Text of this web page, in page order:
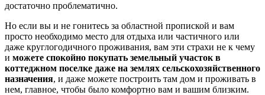
достаточно проблематично.
Но если вы и не гонитесь за областной пропиской и вам
просто необходимо место для отдыха или частичного или
даже круглогодичного проживания, вам эти страхи не к чему
и можете спокойно покупать земельный участок в
коттеджном поселке даже на землях сельскохозяйственного
назначения, и даже можете построить там дом и проживать в
нем, главное, чтобы было комфортно вам и вашим близким.